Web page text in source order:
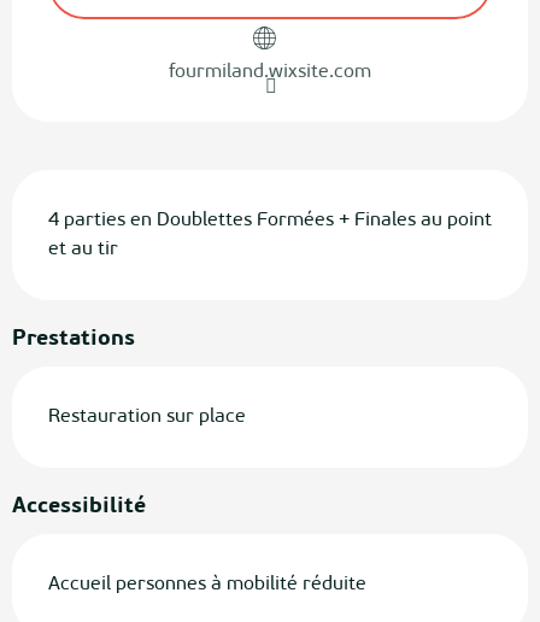
fourmiland.wixsite.com
4 parties en Doublettes Formées + Finales au point
et au tir
Prestations
Restauration sur place
Accessibilité
Accueil personnes à mobilité réduite